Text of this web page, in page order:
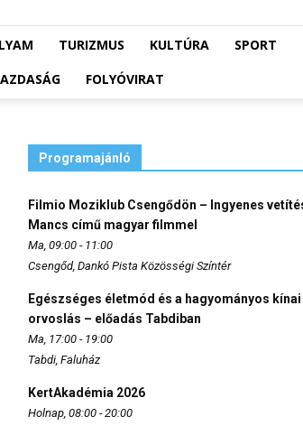
TURIZMUS KULTÚRA
SPORT
FOLYÓVIRAT
Programajánló
Filmio Moziklub Csengődön – Ingyenes
Mancs című magyar filmmel
Ma, 09:00 - 11:00
Csengőd, Dankó Pista Közösségi Színtér
Egészséges életmód és a hagyományos kínai
orvoslás – előadás Tabdiban
Ma, 17:00 - 19:00
Tabdi, Faluház
KertAkadémia 2026
Holnap, 08:00 - 20:00